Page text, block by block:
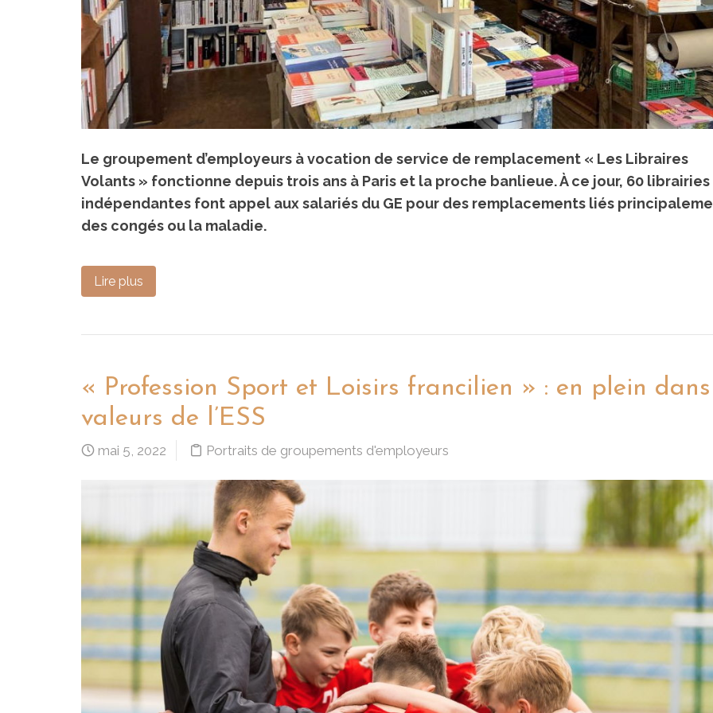
Le groupement d’employeurs à vocation de service de remplacement « Les Libraires
Volants » fonctionne depuis trois ans à Paris et la proche banlieue. À ce jour, 60 librairies
indépendantes font appel aux salariés du GE pour des remplacements liés
des congés ou la maladie.
Lire plus
« Profession Sport et Loisirs francilien » : en plein
valeurs de l’ESS
mai 5, 2022 Portraits de groupements d'employeurs